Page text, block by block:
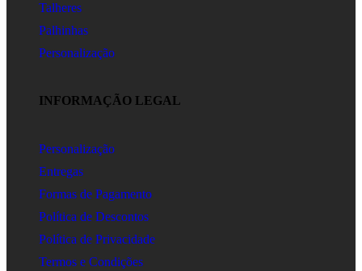
Talheres
Palhinhas
Personalização
INFORMAÇÃO LEGAL
Personalização
Entregas
Formas de Pagamento
Política de Descontos
Política de Privacidade
Termos e Condições